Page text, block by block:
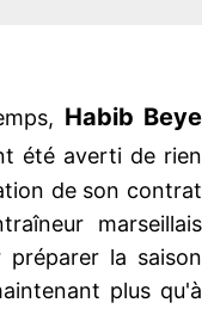
Habib Beye
été averti de rien
de son contrat
marseillais
la saison
plus qu'à